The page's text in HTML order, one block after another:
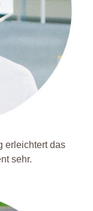
erleichtert das
sehr.